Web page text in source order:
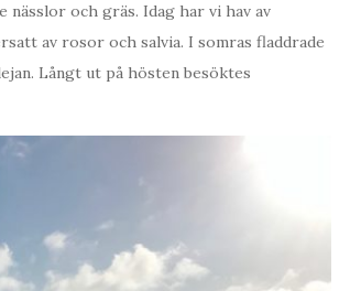
nässlor och gräs. Idag har vi hav av
av rosor och salvia. I somras fladdrade
Långt ut på hösten besöktes